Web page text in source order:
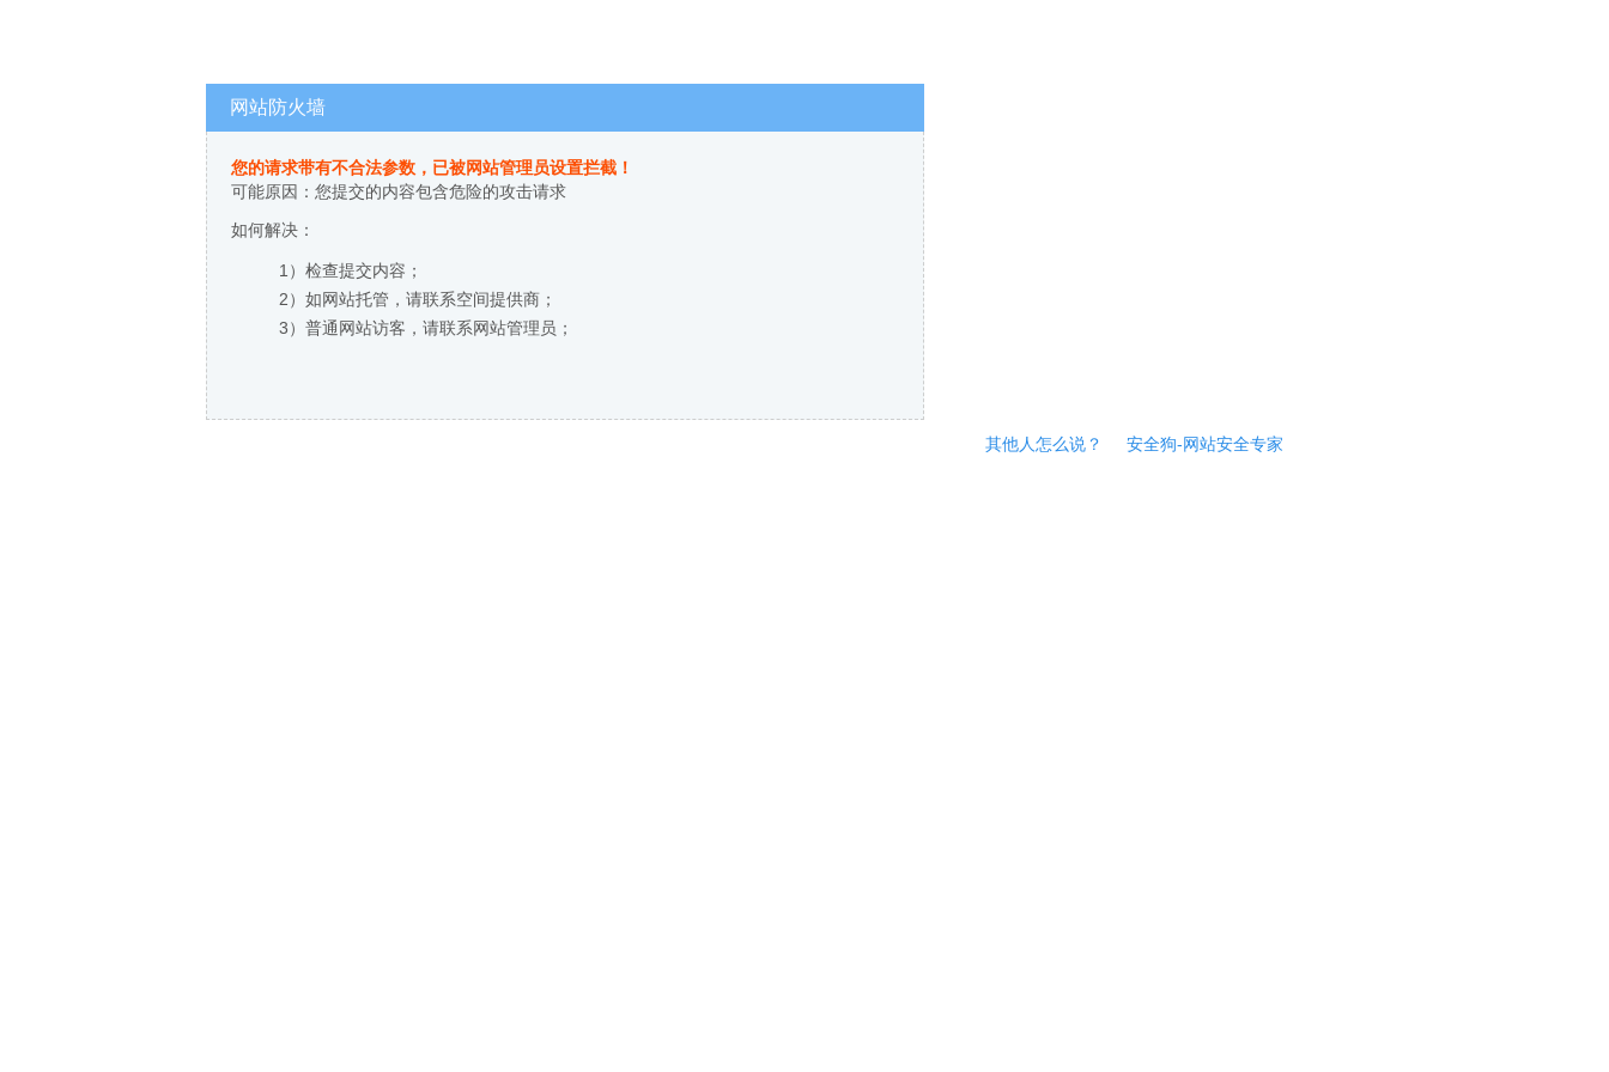
网站防火墙
您的请求带有不合法参数，已被网站管理员设置拦截！
可能原因：您提交的内容包含危险的攻击请求
如何解决：
1）检查提交内容；
2）如网站托管，请联系空间提供商；
3）普通网站访客，请联系网站管理员；
其他人怎么说？ 安全狗-网站安全专家